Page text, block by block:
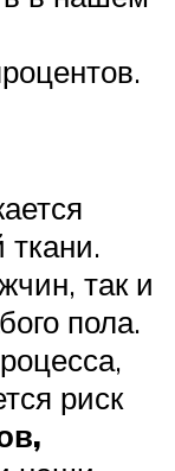
ткани.
так и
пола.
риск